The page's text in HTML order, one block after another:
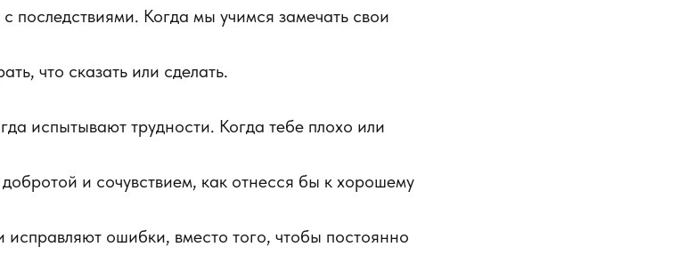
последствиями. Когда мы учимся замечать свои
что сказать или сделать.
испытывают трудности. Когда тебе плохо или
и сочувствием, как отнесся бы к хорошему
исправляют ошибки, вместо того, чтобы постоянно